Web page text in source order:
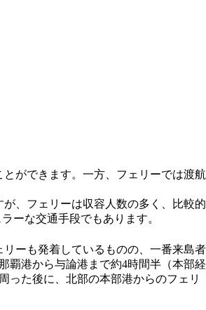
ができます。一方、フェリーでは渡航
、フェリーは収容人数の多く、比較的
ーな交通手段でもあります。
ーも発着しているものの、一番来島者
覇港から与論港まで約4時間半（本部経
った後に、北部の本部港からのフェリ